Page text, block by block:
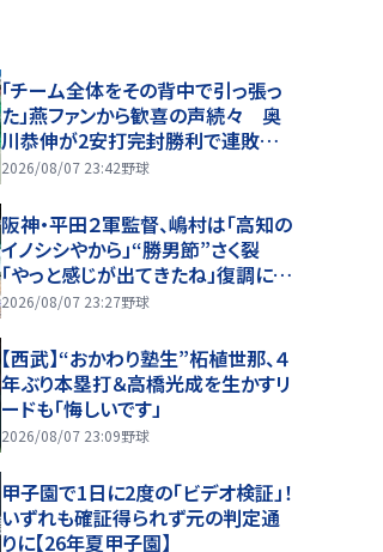
「チーム全体をその背中で引っ張っ
た」燕ファンから歓喜の声続々 奥
川恭伸が2安打完封勝利で連敗スト
ップ「まさに頼れるエースの仕事！」
2026/08/07 23:42野球
阪神・平田２軍監督、嶋村は「高知の
イノシシやから」“勝男節”さく裂
「やっと感じが出てきたね」復調に太
鼓判【一問一答】
2026/08/07 23:27野球
【西武】“おかわり塾生”柘植世那、４
年ぶり本塁打＆高橋光成を生かすリ
ードも「悔しいです」
2026/08/07 23:09野球
甲子園で1日に2度の「ビデオ検証」！
いずれも確証得られず元の判定通
りに【26年夏甲子園】